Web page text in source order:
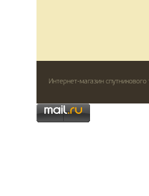
Интернет-магазин